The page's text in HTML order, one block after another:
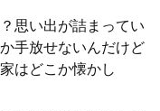
思い出が詰まってい
手放せないんだけど
はどこか懐かし